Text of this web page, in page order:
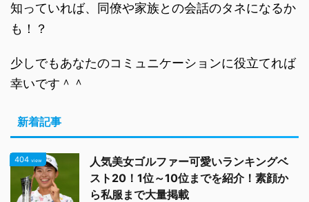
知っていれば、同僚や家族との会話のタネになるか
も！？
少しでもあなたのコミュニケーションに役立てれば
幸いです＾＾
新着記事
404 view
人気美女ゴルファー可愛いランキングベ
スト20！1位～10位までを紹介！素顔か
ら私服まで大量掲載